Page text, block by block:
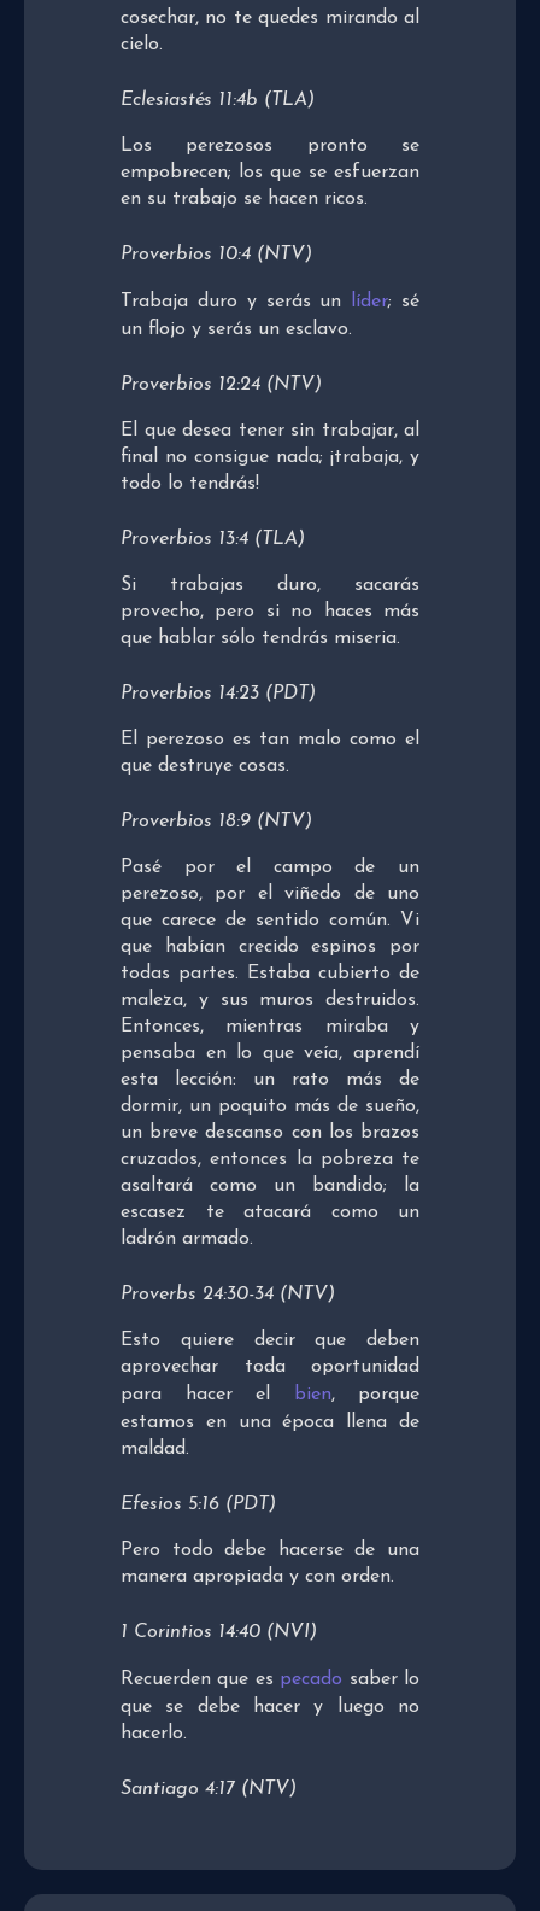
cosechar, no te quedes mirando al
cielo.
Eclesiastés 11:4b (TLA)
Los perezosos pronto se
empobrecen; los que se esfuerzan
en su trabajo se hacen ricos.
Proverbios 10:4 (NTV)
Trabaja duro y serás un líder; sé
un flojo y serás un esclavo.
Proverbios 12:24 (NTV)
El que desea tener sin trabajar, al
final no consigue nada; ¡trabaja, y
todo lo tendrás!
Proverbios 13:4 (TLA)
Si trabajas duro, sacarás
provecho, pero si no haces más
que hablar sólo tendrás miseria.
Proverbios 14:23 (PDT)
El perezoso es tan malo como el
que destruye cosas.
Proverbios 18:9 (NTV)
Pasé por el campo de un
perezoso, por el viñedo de uno
que carece de sentido común. Vi
que habían crecido espinos por
todas partes. Estaba cubierto de
maleza, y sus muros destruidos.
Entonces, mientras miraba y
pensaba en lo que veía, aprendí
esta lección: un rato más de
dormir, un poquito más de sueño,
un breve descanso con los brazos
cruzados, entonces la pobreza te
asaltará como un bandido; la
escasez te atacará como un
ladrón armado.
Proverbs 24:30-34 (NTV)
Esto quiere decir que deben
aprovechar toda oportunidad
para hacer el
bien, porque
estamos en una época llena de
maldad.
Efesios 5:16 (PDT)
Pero todo debe hacerse de una
manera apropiada y con orden.
1 Corintios 14:40 (NVI)
Recuerden que es pecado saber lo
que se debe hacer y luego no
hacerlo.
Santiago 4:17 (NTV)